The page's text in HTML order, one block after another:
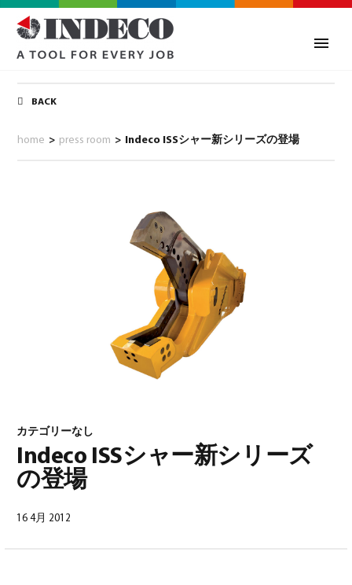
日本語(
BACK
home > press room > Indeco ISSシャー新シリーズの登場
カテゴリーなし
Indeco ISSシャー新シリーズ
の登場
16 4月 2012